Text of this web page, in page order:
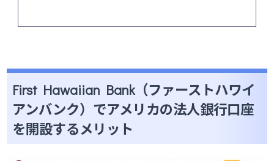
First Hawaiian Bank（ファーストハワイ
アンバンク）でアメリカの法人銀行口座
を開設するメリット